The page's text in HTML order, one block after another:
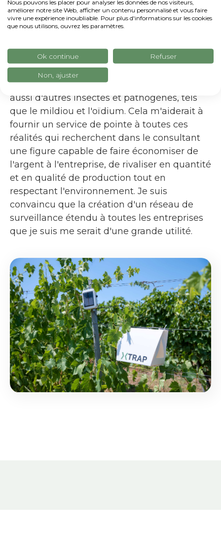
PROJETS FUTURS
entreprises, j'aimerais rassembler plusieurs
appareils dans chaque entreprise, afin de
numériser à 100 % le suivi de la pyrale, mais
aussi d'autres insectes et pathogènes, tels
que le mildiou et l'oïdium. Cela m'aiderait à
fournir un service de pointe à toutes ces
réalités qui recherchent dans le consultant
une figure capable de faire économiser de
l'argent à l'entreprise, de rivaliser en quantité
et en qualité de production tout en
respectant l'environnement. Je suis
convaincu que la création d'un réseau de
surveillance étendu à toutes les entreprises
que je suis me serait d'une grande utilité.
Nous pouvons les placer pour analyser les données de nos visiteurs,
améliorer notre site Web, afficher un contenu personnalisé et vous faire
vivre une expérience inoubliable. Pour plus d'informations sur les cookies
que nous utilisons, ouvrez les paramètres.
Ok continue Refuser
Non, ajuster